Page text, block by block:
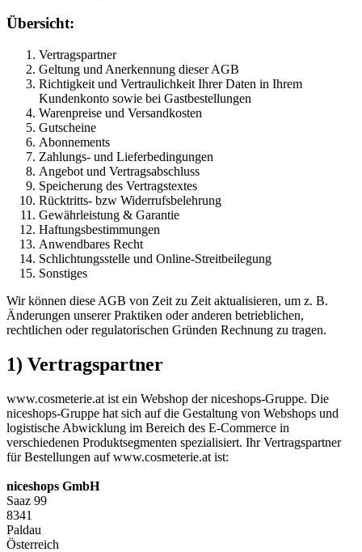
Übersicht:
Vertragspartner
Geltung und Anerkennung dieser AGB
Richtigkeit und Vertraulichkeit Ihrer Daten in Ihrem
Kundenkonto sowie bei Gastbestellungen
Warenpreise und Versandkosten
Gutscheine
Abonnements
Zahlungs- und Lieferbedingungen
Angebot und Vertragsabschluss
Speicherung des Vertragstextes
Rücktritts- bzw Widerrufsbelehrung
Gewährleistung & Garantie
Haftungsbestimmungen
Anwendbares Recht
Schlichtungsstelle und Online-Streitbeilegung
Sonstiges
Wir können diese AGB von Zeit zu Zeit aktualisieren, um z. B.
Änderungen unserer Praktiken oder anderen betrieblichen,
rechtlichen oder regulatorischen Gründen Rechnung zu tragen.
1) Vertragspartner
www.cosmeterie.at ist ein Webshop der niceshops-Gruppe. Die
niceshops-Gruppe hat sich auf die Gestaltung von Webshops und
logistische Abwicklung im Bereich des E-Commerce in
verschiedenen Produktsegmenten spezialisiert. Ihr Vertragspartner
für Bestellungen auf www.cosmeterie.at ist:
niceshops GmbH
Saaz 99
8341
Paldau
Österreich